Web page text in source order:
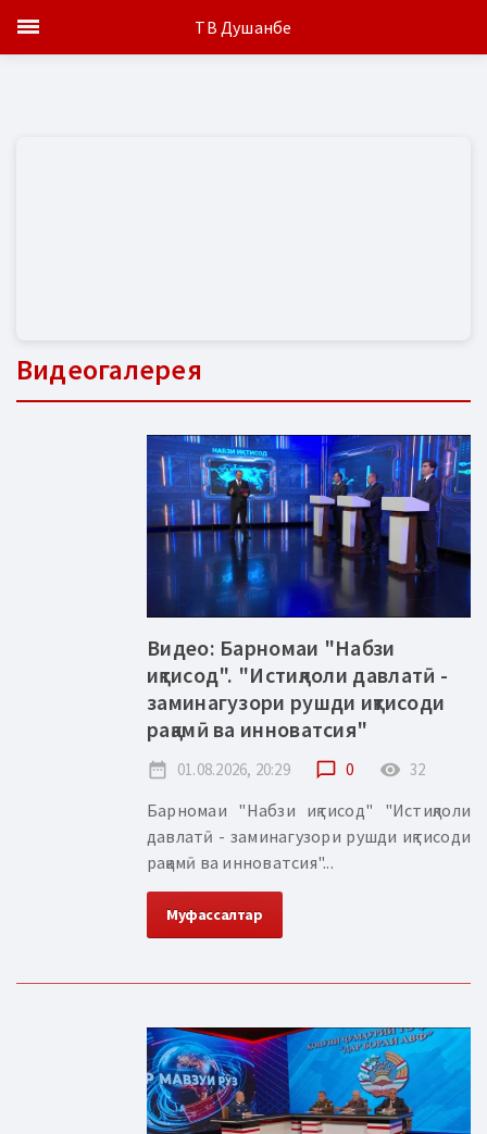
Видеогалерея
Видео: Барномаи "Набзи
иқтисод". "Истиқлоли давлатӣ -
заминагузори рушди иқтисоди
рақамӣ ва инноватсия"
date_range 01.08.2026, 20:29 chat_bubble_outline 0 remove_red_eye 32
Барномаи "Набзи иқтисод" "Истиқлоли
давлатӣ - заминагузори рушди иқтисоди
рақамӣ ва инноватсия"...
Муфассалтар
ТВ Душанбе